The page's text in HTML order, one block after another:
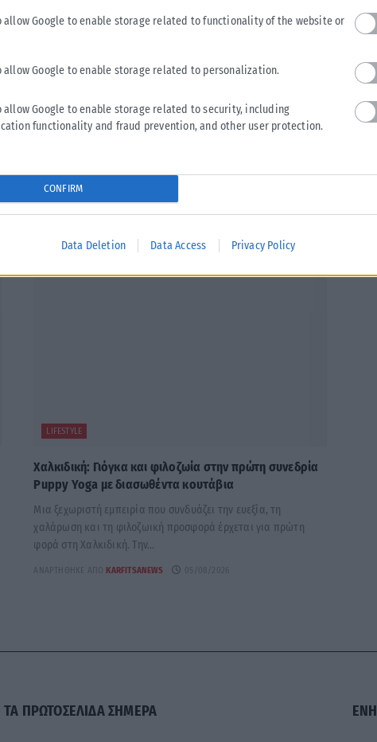
allow Google to enable storage related to functionality of the website or
allow Google to enable storage related to personalization.
allow Google to enable storage related to security, including
functionality and fraud prevention, and other user protection.
CONFIRM
Data Deletion Data Access Privacy Policy
LIFESTYLE
Χαλκιδική: Γιόγκα και φιλοζωία στην πρώτη συνεδρία
Puppy Yoga με διασωθέντα κουτάβια
Μια ξεχωριστή εμπειρία που συνδυάζει την ευεξία, τη
χαλάρωση και τη φιλοζωική προσφορά έρχεται για πρώτη
φορά στη Χαλκιδική. Την...
ΑΝΑΡΤΉΘΗΚΕ ΑΠΌ KARFITSANEWS 05/08/2026
ΤΑ ΠΡΩΤΟΣΕΛΙΔΑ ΣΗΜΕΡΑ